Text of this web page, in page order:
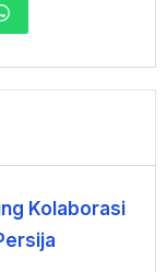
Kolaborasi